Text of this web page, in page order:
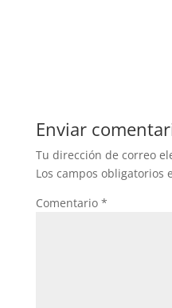
Enviar
Tu dirección de correo
Los campos obligatorios
Comentario *